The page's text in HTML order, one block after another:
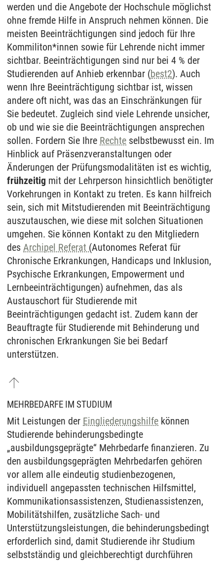
werden und die Angebote der Hochschule möglichst
ohne fremde Hilfe in Anspruch nehmen können. Die
meisten Beeinträchtigungen sind jedoch für Ihre
Kommiliton*innen sowie für Lehrende nicht immer
sichtbar. Beeinträchtigungen sind nur bei 4 % der
Studierenden auf Anhieb erkennbar (best2). Auch
wenn Ihre Beeinträchtigung sichtbar ist, wissen
andere oft nicht, was das an Einschränkungen für
Sie bedeutet. Zugleich sind viele Lehrende unsicher,
ob und wie sie die Beeinträchtigungen ansprechen
sollen. Fordern Sie Ihre Rechte selbstbewusst ein. Im
Hinblick auf Präsenzveranstaltungen oder
Änderungen der Prüfungsmodalitäten ist es wichtig,
frühzeitig mit der Lehrperson hinsichtlich benötigter
Vorkehrungen in Kontakt zu treten. Es kann hilfreich
sein, sich mit Mitstudierenden mit Beeinträchtigung
auszutauschen, wie diese mit solchen Situationen
umgehen. Sie können Kontakt zu den Mitgliedern
des Archipel Referat (Autonomes Referat für
Chronische Erkrankungen, Handicaps und Inklusion,
Psychische Erkrankungen, Empowerment und
Lernbeeinträchtigungen) aufnehmen, das als
Austauschort für Studierende mit
Beeinträchtigungen gedacht ist. Zudem kann der
Beauftragte für Studierende mit Behinderung und
chronischen Erkrankungen Sie bei Bedarf
unterstützen.
MEHRBEDARFE IM STUDIUM
Mit Leistungen der Eingliederungshilfe können
Studierende behinderungsbedingte
„ausbildungsgeprägte“ Mehrbedarfe finanzieren. Zu
den ausbildungsgeprägten Mehrbedarfen gehören
vor allem alle eindeutig studienbezogenen,
individuell angepassten technischen Hilfsmittel,
Kommunikationsassistenzen, Studienassistenzen,
Mobilitätshilfen, zusätzliche Sach- und
Unterstützungsleistungen, die behinderungsbedingt
erforderlich sind, damit Studierende ihr Studium
selbstständig und gleichberechtigt durchführen